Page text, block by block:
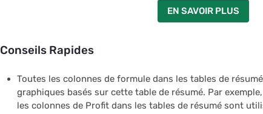
EN SAVOIR PLUS
Conseils Rapides
Toutes les colonnes de formule dans les tables de
graphiques basés sur cette table de résumé. Par
les colonnes de Profit dans les tables de résumé sont